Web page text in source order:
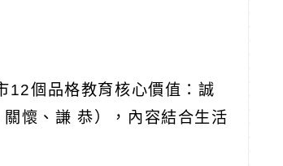
12個品格教育核心價值：誠
懷、謙 恭），內容結合生活